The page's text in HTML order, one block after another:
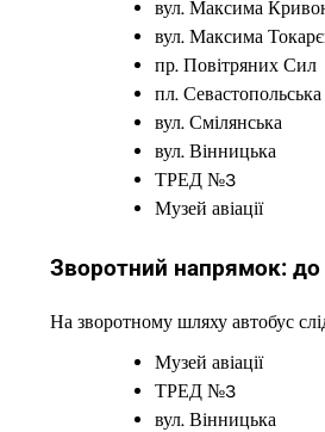
вул. Максима
вул. Максима
пр. Повітряних Сил
пл. Севастопольська
вул. Смілянська
вул. Вінницька
ТРЕД №3
Музей авіації
Зворотний напрямок: до
На зворотному шляху автобус
Музей авіації
ТРЕД №3
вул. Вінницька